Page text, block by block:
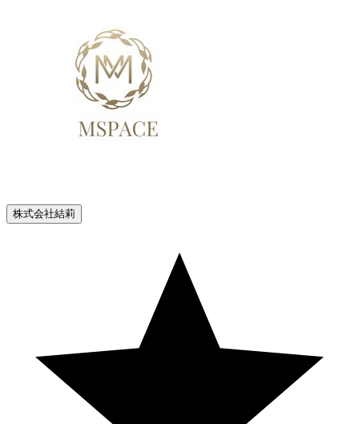
株式会社結莉